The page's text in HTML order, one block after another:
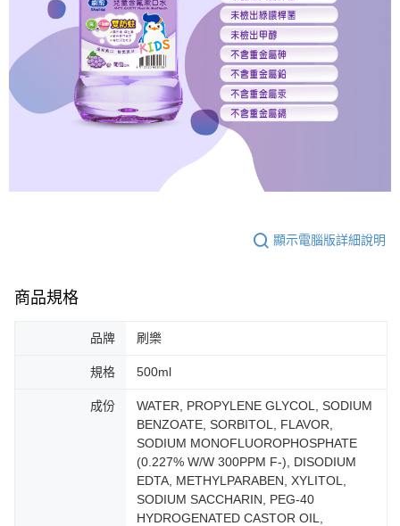
顯示電腦版詳細說明
商品規格
品牌 刷樂
規格 500ml
成份
WATER, PROPYLENE GLYCOL, SODIUM
BENZOATE, SORBITOL, FLAVOR,
SODIUM MONOFLUOROPHOSPHATE
(0.227% W/W 300PPM F-), DISODIUM
EDTA, METHYLPARABEN, XYLITOL,
SODIUM SACCHARIN, PEG-40
HYDROGENATED CASTOR OIL,